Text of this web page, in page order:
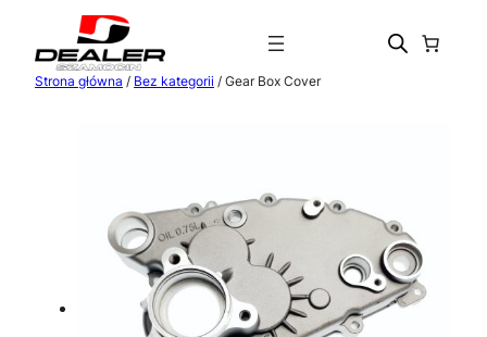
Strona główna / Bez kategorii / Gear Box Cover